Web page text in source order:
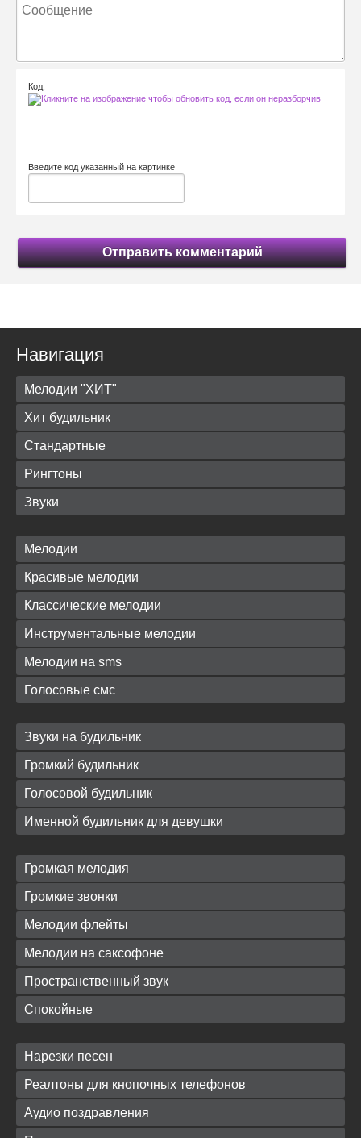
Код:
Введите код указанный на картинке
Отправить комментарий
Навигация
Мелодии "ХИТ"
Хит будильник
Стандартные
Рингтоны
Звуки
Мелодии
Красивые мелодии
Классические мелодии
Инструментальные мелодии
Мелодии на sms
Голосовые смс
Звуки на будильник
Громкий будильник
Голосовой будильник
Именной будильник для девушки
Громкая мелодия
Громкие звонки
Мелодии флейты
Мелодии на саксофоне
Пространственный звук
Спокойные
Нарезки песен
Реалтоны для кнопочных телефонов
Аудио поздравления